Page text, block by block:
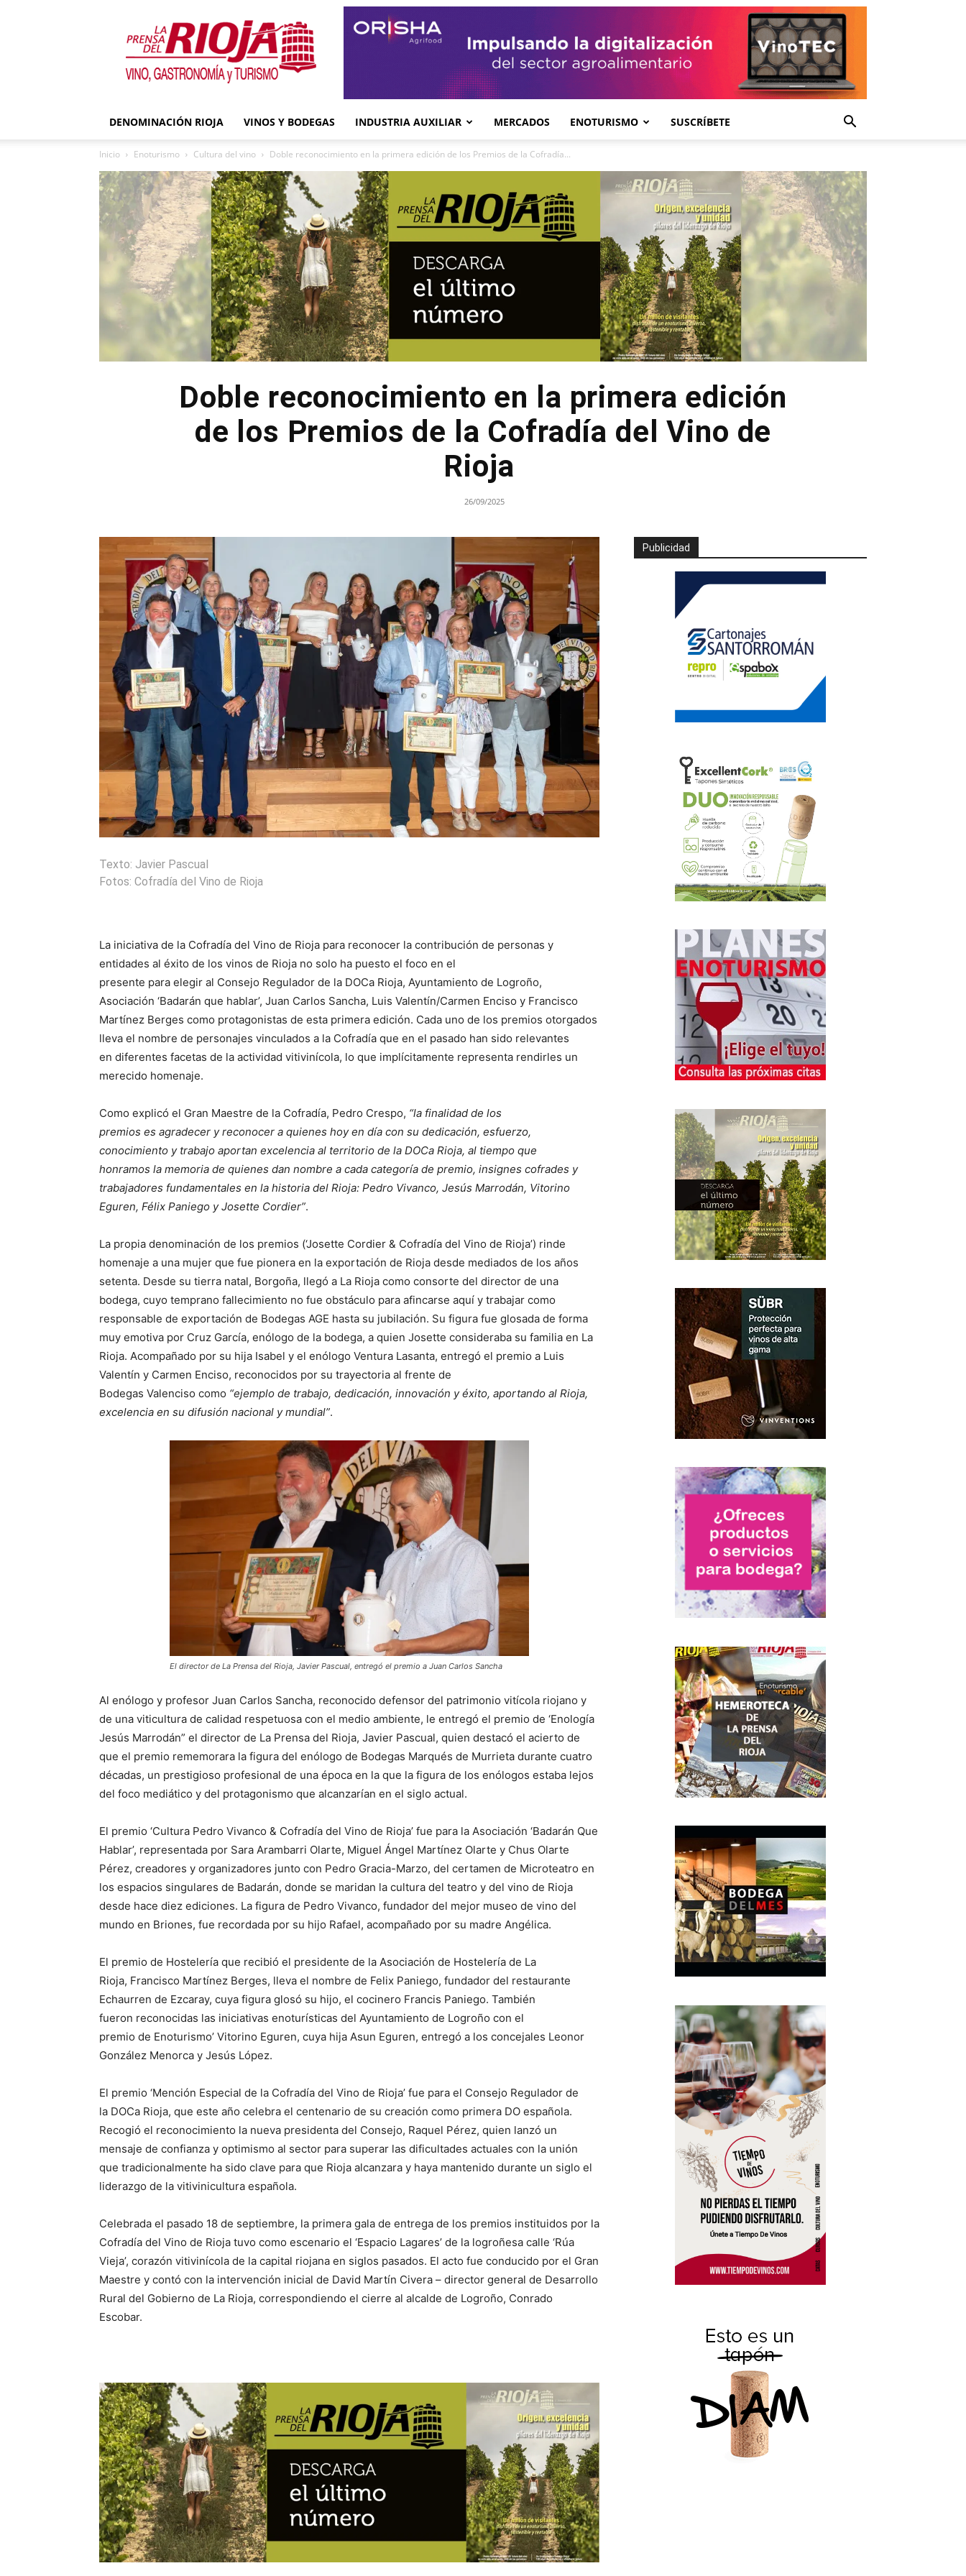
La
Prensa
del
Rioja
DENOMINACIÓN RIOJA VINOS Y BODEGAS INDUSTRIA AUXILIAR MERCADOS ENOTURISMO SUSCRÍBETE
Inicio Enoturismo Cultura del vino Doble reconocimiento en la primera edición de los Premios de la Cofradía...
Doble reconocimiento en la primera edición
de los Premios de la Cofradía del Vino de
Rioja
26/09/2025
Texto: Javier Pascual
Fotos: Cofradía del Vino de Rioja
La iniciativa de la Cofradía del Vino de Rioja para reconocer la contribución de personas y
entidades al éxito de los vinos de Rioja no solo ha puesto el foco en el
presente para elegir al Consejo Regulador de la DOCa Rioja, Ayuntamiento de Logroño,
Asociación ‘Badarán que hablar’, Juan Carlos Sancha, Luis Valentín/Carmen Enciso y Francisco
Martínez Berges como protagonistas de esta primera edición. Cada uno de los premios otorgados
lleva el nombre de personajes vinculados a la Cofradía que en el pasado han sido relevantes
en diferentes facetas de la actividad vitivinícola, lo que implícitamente representa rendirles un
merecido homenaje.
Como explicó el Gran Maestre de la Cofradía, Pedro Crespo, “la finalidad de los
premios es agradecer y reconocer a quienes hoy en día con su dedicación, esfuerzo,
conocimiento y trabajo aportan excelencia al territorio de la DOCa Rioja, al tiempo que
honramos la memoria de quienes dan nombre a cada categoría de premio, insignes cofrades y
trabajadores fundamentales en la historia del Rioja: Pedro Vivanco, Jesús Marrodán, Vitorino
Eguren, Félix Paniego y Josette Cordier”.
La propia denominación de los premios (‘Josette Cordier & Cofradía del Vino de Rioja’) rinde
homenaje a una mujer que fue pionera en la exportación de Rioja desde mediados de los años
setenta. Desde su tierra natal, Borgoña, llegó a La Rioja como consorte del director de una
bodega, cuyo temprano fallecimiento no fue obstáculo para afincarse aquí y trabajar como
responsable de exportación de Bodegas AGE hasta su jubilación. Su figura fue glosada de forma
muy emotiva por Cruz García, enólogo de la bodega, a quien Josette consideraba su familia en La
Rioja. Acompañado por su hija Isabel y el enólogo Ventura Lasanta, entregó el premio a Luis
Valentín y Carmen Enciso, reconocidos por su trayectoria al frente de
Bodegas Valenciso como “ejemplo de trabajo, dedicación, innovación y éxito, aportando al Rioja,
excelencia en su difusión nacional y mundial”.
El director de La Prensa del Rioja, Javier Pascual, entregó el premio a Juan Carlos Sancha
Al enólogo y profesor Juan Carlos Sancha, reconocido defensor del patrimonio vitícola riojano y
de una viticultura de calidad respetuosa con el medio ambiente, le entregó el premio de ‘Enología
Jesús Marrodán” el director de La Prensa del Rioja, Javier Pascual, quien destacó el acierto de
que el premio rememorara la figura del enólogo de Bodegas Marqués de Murrieta durante cuatro
décadas, un prestigioso profesional de una época en la que la figura de los enólogos estaba lejos
del foco mediático y del protagonismo que alcanzarían en el siglo actual.
El premio ‘Cultura Pedro Vivanco & Cofradía del Vino de Rioja’ fue para la Asociación ‘Badarán Que
Hablar’, representada por Sara Arambarri Olarte, Miguel Ángel Martínez Olarte y Chus Olarte
Pérez, creadores y organizadores junto con Pedro Gracia-Marzo, del certamen de Microteatro en
los espacios singulares de Badarán, donde se maridan la cultura del teatro y del vino de Rioja
desde hace diez ediciones. La figura de Pedro Vivanco, fundador del mejor museo de vino del
mundo en Briones, fue recordada por su hijo Rafael, acompañado por su madre Angélica.
El premio de Hostelería que recibió el presidente de la Asociación de Hostelería de La
Rioja, Francisco Martínez Berges, lleva el nombre de Felix Paniego, fundador del restaurante
Echaurren de Ezcaray, cuya figura glosó su hijo, el cocinero Francis Paniego. También
fueron reconocidas las iniciativas enoturísticas del Ayuntamiento de Logroño con el
premio de Enoturismo’ Vitorino Eguren, cuya hija Asun Eguren, entregó a los concejales Leonor
González Menorca y Jesús López.
El premio ‘Mención Especial de la Cofradía del Vino de Rioja’ fue para el Consejo Regulador de
la DOCa Rioja, que este año celebra el centenario de su creación como primera DO española.
Recogió el reconocimiento la nueva presidenta del Consejo, Raquel Pérez, quien lanzó un
mensaje de confianza y optimismo al sector para superar las dificultades actuales con la unión
que tradicionalmente ha sido clave para que Rioja alcanzara y haya mantenido durante un siglo el
liderazgo de la vitivinicultura española.
Celebrada el pasado 18 de septiembre, la primera gala de entrega de los premios instituidos por la
Cofradía del Vino de Rioja tuvo como escenario el ‘Espacio Lagares’ de la logroñesa calle ‘Rúa
Vieja’, corazón vitivinícola de la capital riojana en siglos pasados. El acto fue conducido por el Gran
Maestre y contó con la intervención inicial de David Martín Civera – director general de Desarrollo
Rural del Gobierno de La Rioja, correspondiendo el cierre al alcalde de Logroño, Conrado
Escobar.
Publicidad